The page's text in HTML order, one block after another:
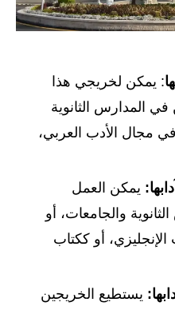
: يمكن لخريجي هذا
المدارس الثانوية
مجال الأدب العربي،
يمكن العمل
والجامعات، أو
أو ككتاب
يستطيع الخريجين